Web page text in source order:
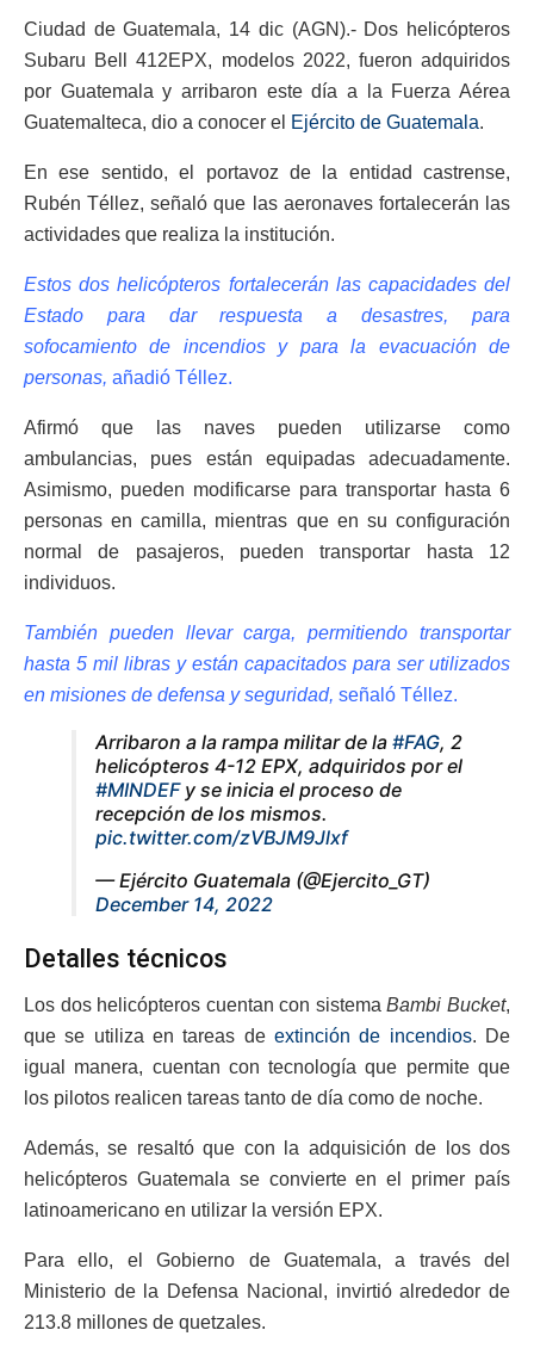
Ciudad de Guatemala, 14 dic (AGN).- Dos helicópteros
Subaru Bell 412EPX, modelos 2022, fueron adquiridos
por Guatemala y arribaron este día a la Fuerza Aérea
Guatemalteca, dio a conocer el Ejército de Guatemala.
En ese sentido, el portavoz de la entidad castrense,
Rubén Téllez, señaló que las aeronaves fortalecerán las
actividades que realiza la institución.
Estos dos helicópteros fortalecerán las capacidades del
Estado para dar respuesta a desastres, para
sofocamiento de incendios y para la evacuación de
personas, añadió Téllez.
Afirmó que las naves pueden utilizarse como
ambulancias, pues están equipadas adecuadamente.
Asimismo, pueden modificarse para transportar hasta 6
personas en camilla, mientras que en su configuración
normal de pasajeros, pueden transportar hasta 12
individuos.
También pueden llevar carga, permitiendo transportar
hasta 5 mil libras y están capacitados para ser utilizados
en misiones de defensa y seguridad, señaló Téllez.
Arribaron a la rampa militar de la #FAG, 2
helicópteros 4-12 EPX, adquiridos por el
#MINDEFy se inicia el proceso de
recepción de los mismos.
pic.twitter.com/zVBJM9Jlxf
— Ejército Guatemala (@Ejercito_GT)
December 14, 2022
Detalles técnicos
Los dos helicópteros cuentan con sistemaBambi Bucket,
que se utiliza en tareas de extinción de incendios. De
igual manera, cuentan con tecnología que permite que
los pilotos realicen tareas tanto de día como de noche.
Además, se resaltó que con la adquisición de los dos
helicópteros Guatemala se convierte en el primer país
latinoamericano en utilizar la versión EPX.
Para ello, el Gobierno de Guatemala, a través del
Ministerio de la Defensa Nacional, invirtió alrededor de
213.8 millones de quetzales.